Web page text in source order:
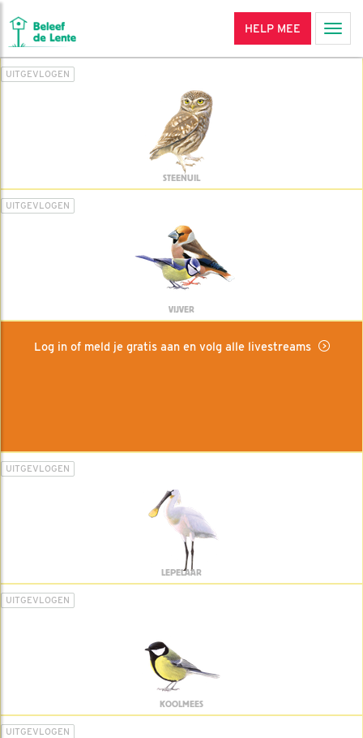
HELP MEE
UITGEVLOGEN
STEENUIL
UITGEVLOGEN
VIJVER
Log in of meld je gratis aan en volg alle livestreams
UITGEVLOGEN
LEPELAAR
UITGEVLOGEN
KOOLMEES
UITGEVLOGEN